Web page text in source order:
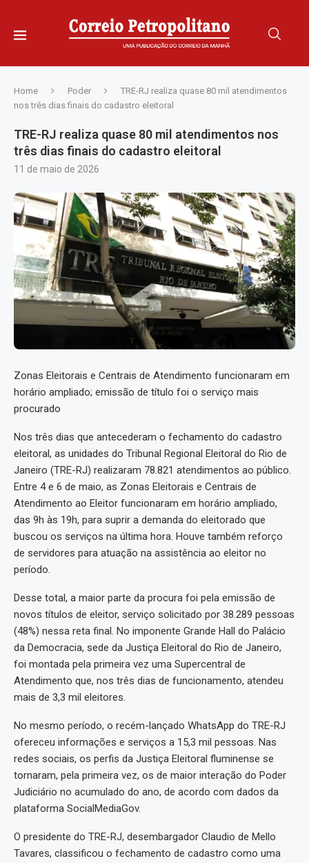
Home Poder
TRE-RJ realiza quase 80 mil atendimentos
nos três dias finais do cadastro eleitoral
TRE-RJ realiza quase 80 mil atendimentos nos
três dias finais do cadastro eleitoral
11 de maio de 2026
Zonas Eleitorais e Centrais de Atendimento funcionaram em
horário ampliado; emissão de título foi o serviço mais
procurado
Nos três dias que antecederam o fechamento do cadastro
eleitoral, as unidades do Tribunal Regional Eleitoral do Rio de
Janeiro (TRE-RJ) realizaram 78.821 atendimentos ao público.
Entre 4 e 6 de maio, as Zonas Eleitorais e Centrais de
Atendimento ao Eleitor funcionaram em horário ampliado,
das 9h às 19h, para suprir a demanda do eleitorado que
buscou os serviços na última hora. Houve também reforço
de servidores para atuação na assistência ao eleitor no
período.
Desse total, a maior parte da procura foi pela emissão de
novos títulos de eleitor, serviço solicitado por 38.289 pessoas
(48%) nessa reta final. No imponente Grande Hall do Palácio
da Democracia, sede da Justiça Eleitoral do Rio de Janeiro,
foi montada pela primeira vez uma Supercentral de
Atendimento que, nos três dias de funcionamento, atendeu
mais de 3,3 mil eleitores.
No mesmo período, o recém-lançado WhatsApp do TRE-RJ
ofereceu informações e serviços a 15,3 mil pessoas. Nas
redes sociais, os perfis da Justiça Eleitoral fluminense se
tornaram, pela primeira vez, os de maior interação do Poder
Judiciário no acumulado do ano, de acordo com dados da
plataforma SocialMediaGov.
O presidente do TRE-RJ, desembargador Claudio de Mello
Tavares, classificou o fechamento de cadastro como uma